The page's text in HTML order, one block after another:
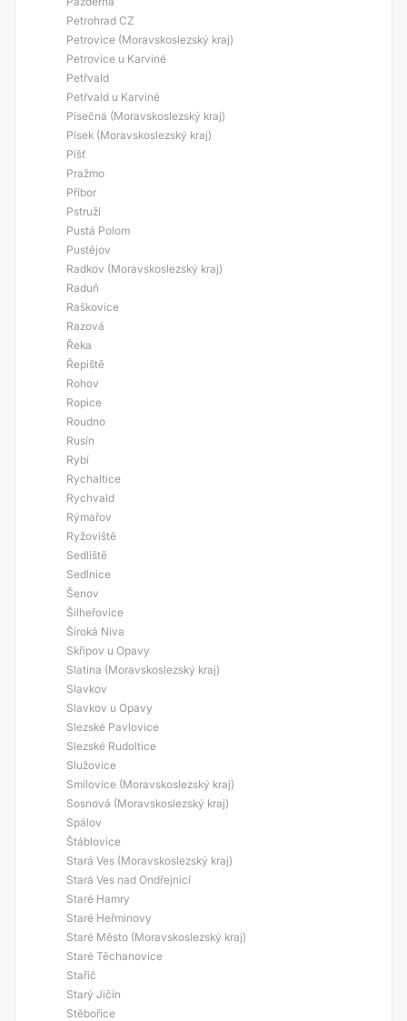
Petrohrad CZ
Petrovice (Moravskoslezský kraj)
Petrovice u Karviné
Petřvald
Petřvald u Karviné
Písečná (Moravskoslezský kraj)
Písek (Moravskoslezský kraj)
Píšť
Pražmo
Příbor
Pstruží
Pustá Polom
Pustějov
Radkov (Moravskoslezský kraj)
Raduň
Raškovice
Razová
Řeka
Řepiště
Rohov
Ropice
Roudno
Rusín
Rybí
Rychaltice
Rychvald
Rýmařov
Ryžoviště
Sedliště
Sedlnice
Šenov
Šilheřovice
Široká Niva
Skřipov u Opavy
Slatina (Moravskoslezský kraj)
Slavkov
Slavkov u Opavy
Slezské Pavlovice
Slezské Rudoltice
Služovice
Smilovice (Moravskoslezský kraj)
Sosnová (Moravskoslezský kraj)
Spálov
Štáblovice
Stará Ves (Moravskoslezský kraj)
Stará Ves nad Ondřejnicí
Staré Hamry
Staré Heřminovy
Staré Město (Moravskoslezský kraj)
Staré Těchanovice
Stařič
Starý Jičín
Stěbořice